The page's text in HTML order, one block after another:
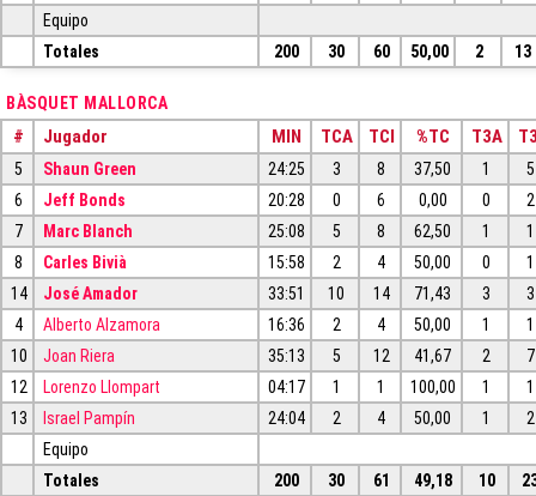
Equipo
Totales
200 30 60 50,00 2 13
BÀSQUET MALLORCA
# Jugador MIN TCA TCI %TC T3A
5 Shaun Green 24:25 3 8 37,50 1
5
6
Jeff Bonds 20:28 0 6 0,00 0
2
7
Marc Blanch 25:08 5 8 62,50 1
1
8
Carles Bivià 15:58 2 4 50,00 0
1
14
José Amador 33:51 10 14 71,43 3
3
4
Alberto Alzamora 16:36 2 4 50,00 1
1
10
Joan Riera 35:13 5 12 41,67 2
7
12
Lorenzo Llompart 04:17 1 1 100,00 1
1
13
Israel Pampín 24:04 2 4 50,00 1
2
Equipo
Totales
200 30 61 49,18 10